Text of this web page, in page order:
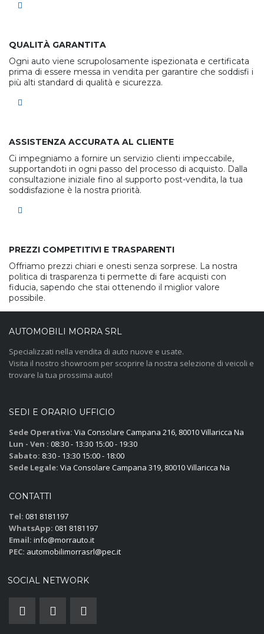
QUALITÀ GARANTITA
Ogni auto viene scrupolosamente ispezionata e certificata
prima di essere messa in vendita per garantire che soddisfi i
più alti standard di qualità e sicurezza.
ASSISTENZA ACCURATA AL CLIENTE
Ci impegniamo a fornire un servizio clienti impeccabile,
supportandoti in ogni passo del processo di acquisto. Dalla
consultazione iniziale fino al supporto post-vendita, la tua
soddisfazione è la nostra priorità.
PREZZI COMPETITIVI E TRASPARENTI
Offriamo prezzi chiari e onesti senza sorprese. La nostra
politica di trasparenza ti permette di fare acquisti con
fiducia, sapendo che stai ottenendo il miglior valore
possibile.
AUTOMOBILI MORRA SRL
Specializzati nella vendita di auto nuove e usate.
Visita il nostro showroom per scoprire la nostra selezione di veicoli e
trovare la tua prossima auto!
SEDI E ORARIO UFFICIO
Sede Operativa: Via Consolare Campana 216, 80010 Villaricca Na
Lun - Ven : 08:30 - 13:30 15:00 - 19:30
Sabato: 8:30 - 13:30 15:00 - 18:00
Sede Legale: Via Consolare Campana 319, 80010 Villaricca Na
CONTATTI
Tel: 081 8181197
WhatsApp: 081 8181197
Email: info@morrauto.it
PEC: automobilimorrasrl@pec.it
SOCIAL NETWORK